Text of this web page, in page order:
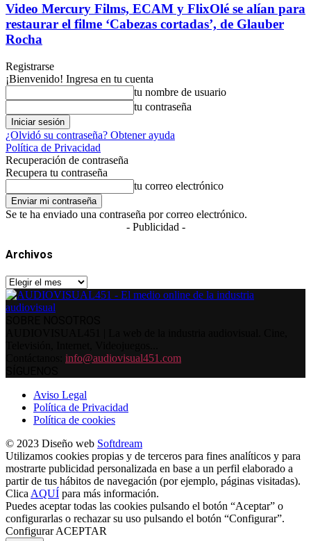
Video Mercury Films, ECAM y FlixOlé se alían para
restaurar el filme ‘Cabezas cortadas’, de Glauber
Rocha
Registrarse
¡Bienvenido! Ingresa en tu cuenta
tu nombre de usuario
tu contraseña
¿Olvidó su contraseña? Obtener ayuda
Política de Privacidad
Recuperación de contraseña
Recupera tu contraseña
tu correo electrónico
Se te ha enviado una contraseña por correo electrónico.
- Publicidad -
Archivos
Archivos
info@audiovisual451.com
Aviso Legal
Política de Privacidad
Política de cookies
© 2023 Diseño web Softdream
Utilizamos cookies propias y de terceros para fines analíticos y para
mostrarte publicidad personalizada en base a un perfil elaborado a
partir de tus hábitos de navegación (por ejemplo, páginas visitadas).
Clica AQUÍ para más información.
Puedes aceptar todas las cookies pulsando el botón “Aceptar” o
configurarlas o rechazar su uso pulsando el botón “Configurar”.
Configurar ACEPTAR